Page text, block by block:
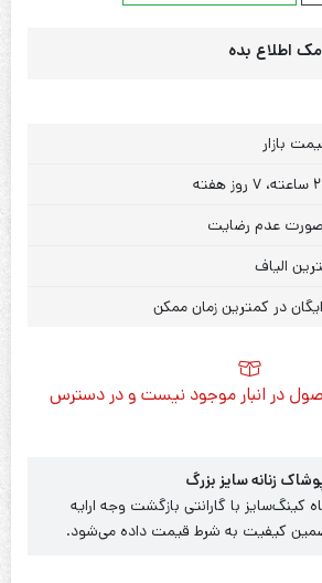
اطلاع بده
بازار
عدم رضایت
الیاف
در کمترین زمان ممکن
در انبار موجود نیست و در دسترس
زنانه سایز بزرگ
کینگ‌سایز با گارانتی بازگشت وجه ارایه
کیفیت به شرط قیمت داده می‌شود.